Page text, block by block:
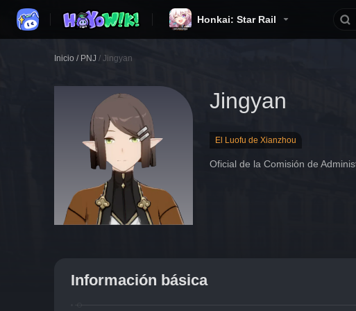
Honkai: Star Rail
Inicio / PNJ / Jingyan
Jingyan
El Luofu de Xianzhou
Oficial de la Comisión de
Información básica